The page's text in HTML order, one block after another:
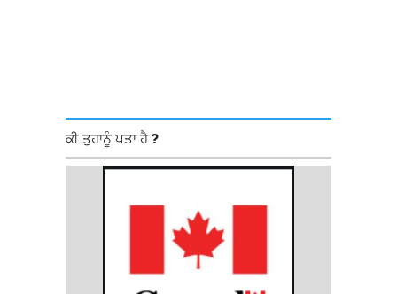
ਕੀ ਤੁਹਾਨੂੰ ਪਤਾ ਹੈ ?